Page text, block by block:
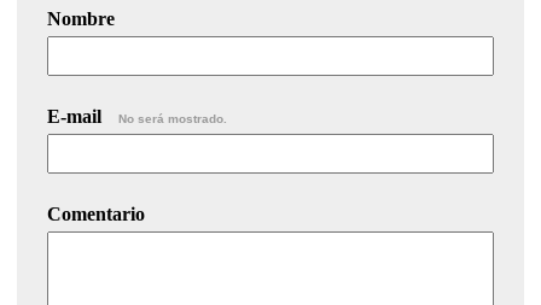
Nombre
E-mail No será mostrado.
Comentario